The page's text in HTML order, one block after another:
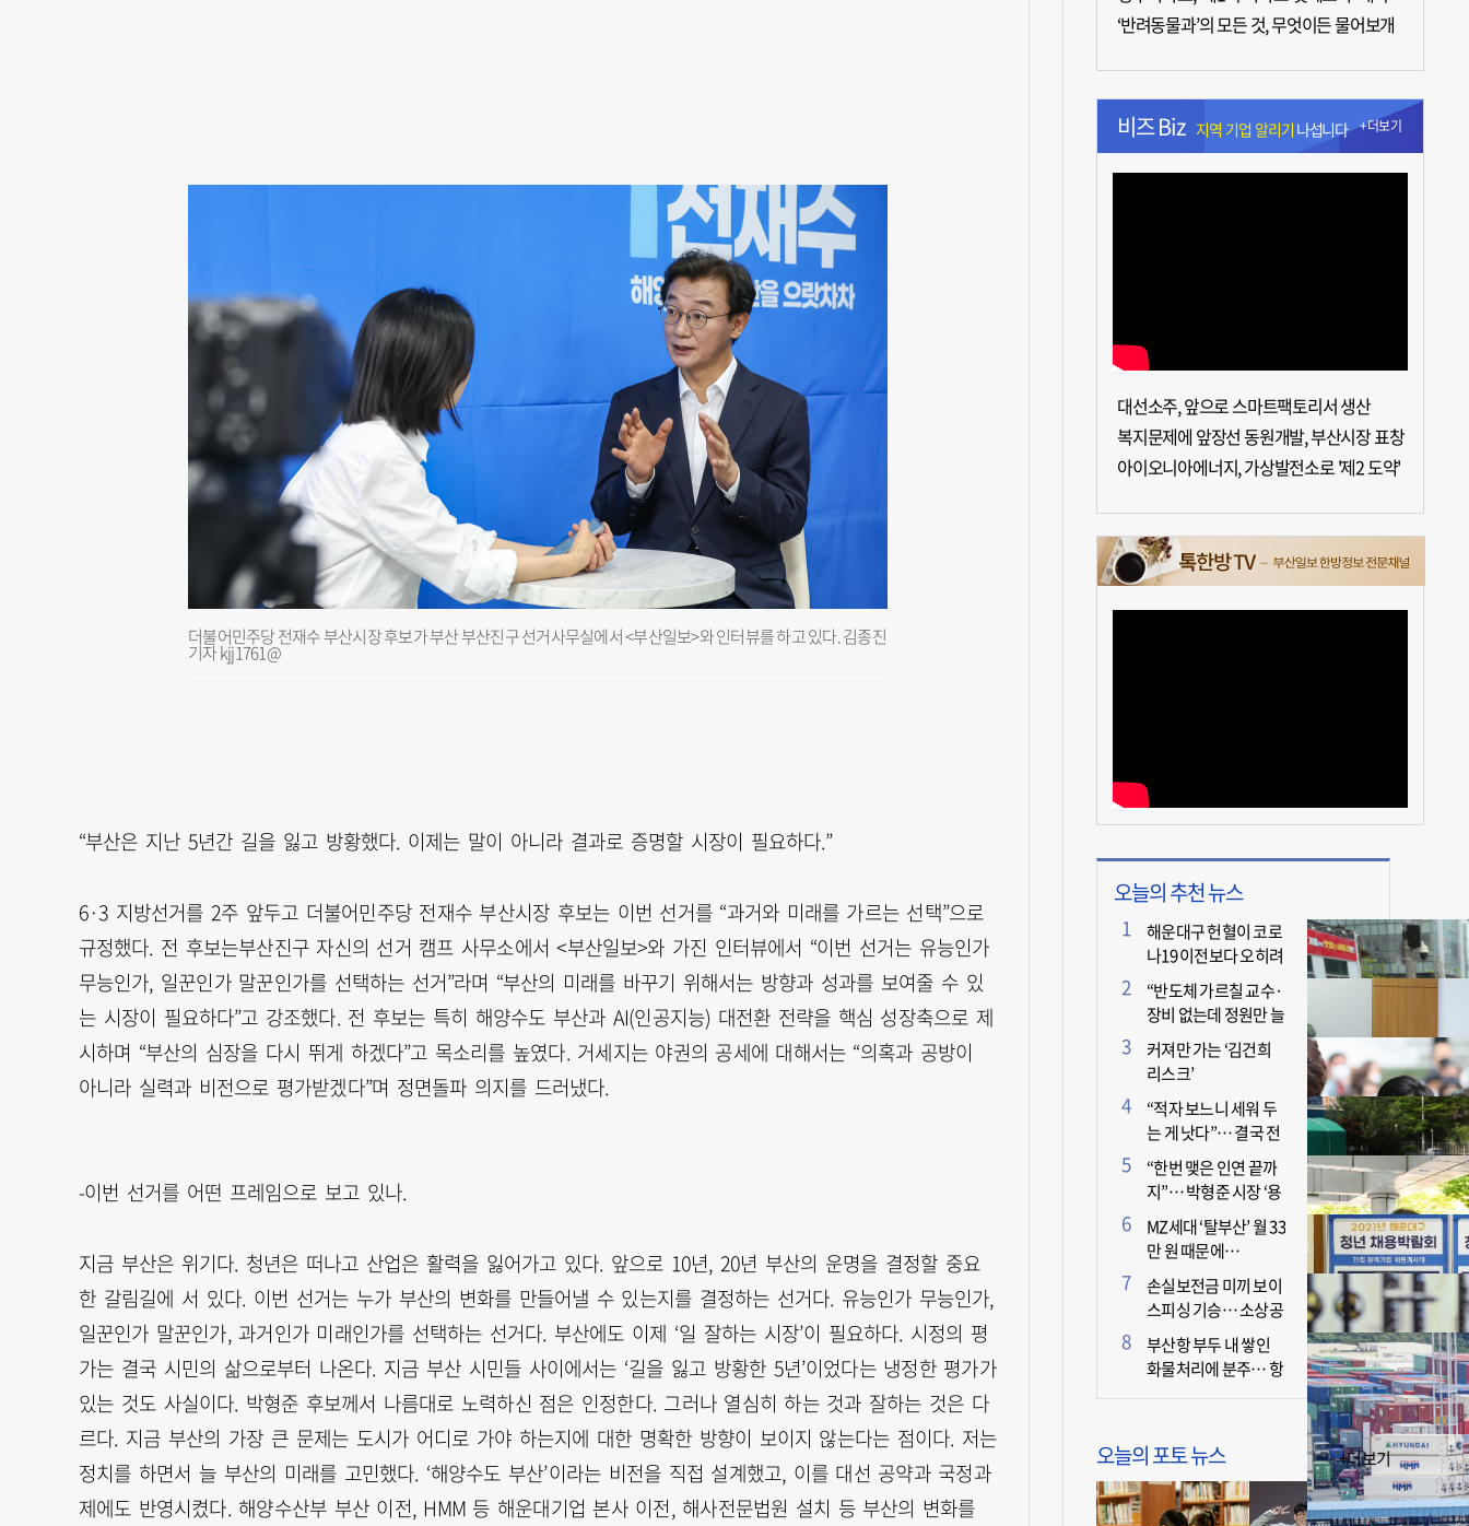
더불어민주당 전재수 부산시장 후보가 부산 부산진구 선거사무실에서 <부산일보>와 인터뷰를 하고 있다. 김종진
기자 kjj1761@
“부산은 지난 5년간 길을 잃고 방황했다. 이제는 말이 아니라 결과로 증명할 시장이 필요하다.”
6·3 지방선거를 2주 앞두고 더불어민주당 전재수 부산시장 후보는 이번 선거를 “과거와 미래를 가르는 선택”으로
규정했다. 전 후보는부산진구 자신의 선거 캠프 사무소에서 <부산일보>와 가진 인터뷰에서 “이번 선거는 유능인가
무능인가, 일꾼인가 말꾼인가를 선택하는 선거”라며 “부산의 미래를 바꾸기 위해서는 방향과 성과를 보여줄 수 있
는 시장이 필요하다”고 강조했다. 전 후보는 특히 해양수도 부산과 AI(인공지능) 대전환 전략을 핵심 성장축으로 제
시하며 “부산의 심장을 다시 뛰게 하겠다”고 목소리를 높였다. 거세지는 야권의 공세에 대해서는 “의혹과 공방이
아니라 실력과 비전으로 평가받겠다”며 정면돌파 의지를 드러냈다.
-이번 선거를 어떤 프레임으로 보고 있나.
지금 부산은 위기다. 청년은 떠나고 산업은 활력을 잃어가고 있다. 앞으로 10년, 20년 부산의 운명을 결정할 중요
한 갈림길에 서 있다. 이번 선거는 누가 부산의 변화를 만들어낼 수 있는지를 결정하는 선거다. 유능인가 무능인가,
일꾼인가 말꾼인가, 과거인가 미래인가를 선택하는 선거다. 부산에도 이제 ‘일 잘하는 시장’이 필요하다. 시정의 평
가는 결국 시민의 삶으로부터 나온다. 지금 부산 시민들 사이에서는 ‘길을 잃고 방황한 5년’이었다는 냉정한 평가가
있는 것도 사실이다. 박형준 후보께서 나름대로 노력하신 점은 인정한다. 그러나 열심히 하는 것과 잘하는 것은 다
르다. 지금 부산의 가장 큰 문제는 도시가 어디로 가야 하는지에 대한 명확한 방향이 보이지 않는다는 점이다. 저는
정치를 하면서 늘 부산의 미래를 고민했다. ‘해양수도 부산’이라는 비전을 직접 설계했고, 이를 대선 공약과 국정과
제에도 반영시켰다. 해양수산부 부산 이전, HMM 등 해운대기업 본사 이전, 해사전문법원 설치 등 부산의 변화를
‘반려동물과’의 모든 것, 무엇이든 물어보개
비즈 Biz 지역 기업 알리기 나섭니다 +더보기
대선소주, 앞으로 스마트팩토리서 생산
복지문제에 앞장선 동원개발, 부산시장 표창
아이오니아에너지, 가상발전소로 '제2 도약'
오늘의 추천 뉴스
해운대구 헌혈이 코로
나19 이전보다 오히려
더 늘어난 이유는?
“반도체 가르칠 교수·
장비 없는데 정원만 늘
리면 뭐 하나”
커져만 가는 ‘김건희
리스크’
“적자 보느니 세워 두
는 게 낫다”… 결국 전
면 휴업 선언한 택시회
사
“한번 맺은 인연 끝까
지”… 박형준 시장 ‘용
인술’ 주목
MZ세대 ‘탈부산’ 월 33
만 원 때문에…
손실보전금 미끼 보이
스피싱 기승… 소상공
인 두 번 운다
부산항 부두 내 쌓인
화물처리에 분주… 항
오늘의 포토 뉴스 +더보기